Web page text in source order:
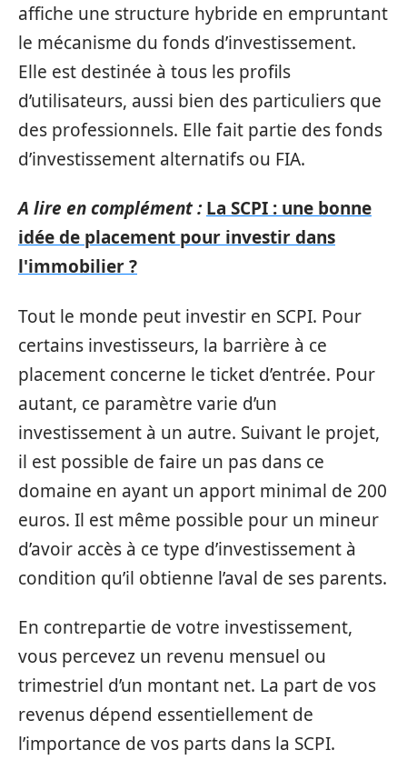
affiche une structure hybride en empruntant
le mécanisme du fonds d’investissement.
Elle est destinée à tous les profils
d’utilisateurs, aussi bien des particuliers que
des professionnels. Elle fait partie des fonds
d’investissement alternatifs ou FIA.
A lire en complément : La SCPI : une bonne
idée de placement pour investir dans
l'immobilier ?
Tout le monde peut investir en SCPI. Pour
certains investisseurs, la barrière à ce
placement concerne le ticket d’entrée. Pour
autant, ce paramètre varie d’un
investissement à un autre. Suivant le projet,
il est possible de faire un pas dans ce
domaine en ayant un apport minimal de 200
euros. Il est même possible pour un mineur
d’avoir accès à ce type d’investissement à
condition qu’il obtienne l’aval de ses parents.
En contrepartie de votre investissement,
vous percevez un revenu mensuel ou
trimestriel d’un montant net. La part de vos
revenus dépend essentiellement de
l’importance de vos parts dans la SCPI.